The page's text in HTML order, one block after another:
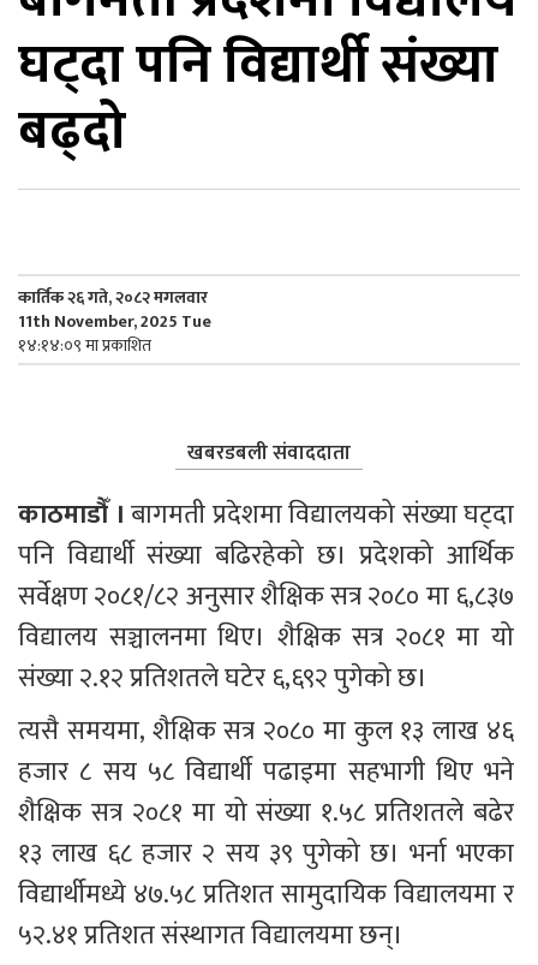
घट्दा पनि विद्यार्थी संख्या
बढ्दो
कार्तिक २६ गते, २०८२ मगलवार
11th November, 2025 Tue
१४:१४:०९ मा प्रकाशित
खबरडबली संवाददाता
काठमाडौँ । बागमती प्रदेशमा विद्यालयको संख्या घट्दा
पनि विद्यार्थी संख्या बढिरहेको छ। प्रदेशको आर्थिक
सर्वेक्षण २०८१/८२ अनुसार शैक्षिक सत्र २०८० मा ६,८३७
विद्यालय सञ्चालनमा थिए। शैक्षिक सत्र २०८१ मा यो
संख्या २.१२ प्रतिशतले घटेर ६,६९२ पुगेको छ।
त्यसै समयमा, शैक्षिक सत्र २०८० मा कुल १३ लाख ४६
हजार ८ सय ५८ विद्यार्थी पढाइमा सहभागी थिए भने
शैक्षिक सत्र २०८१ मा यो संख्या १.५८ प्रतिशतले बढेर
१३ लाख ६८ हजार २ सय ३९ पुगेको छ। भर्ना भएका
विद्यार्थीमध्ये ४७.५८ प्रतिशत सामुदायिक विद्यालयमा र
५२.४१ प्रतिशत संस्थागत विद्यालयमा छन्।